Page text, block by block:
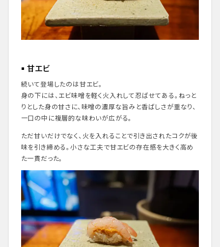
甘エビ
続いて登場したのは甘エビ。
身の下には、エビ味噌を軽く火入れして忍ばせてある。ねっと
りとした身の甘さに、味噌の濃厚な旨みと香ばしさが重なり、
一口の中に複層的な味わいが広がる。
ただ甘いだけでなく、火を入れることで引き出されたコクが後
味を引き締める。小さな工夫で甘エビの存在感を大きく高め
た一貫だった。